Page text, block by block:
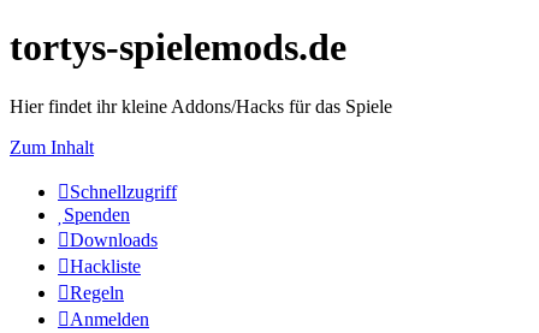
tortys-spielemods.de
Hier findet ihr kleine Addons/Hacks für das Spiele
Zum Inhalt
Schnellzugriff
Spenden
Downloads
Hackliste
Regeln
Anmelden